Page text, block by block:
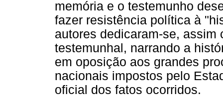
memória e o testemunho
fazer resistência política à
autores dedicaram-se, assim
testemunhal, narrando a
em oposição aos grandes
nacionais impostos pelo
oficial dos fatos ocorridos.